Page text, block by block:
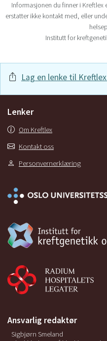
Informasjonen du finner i Kreftlex
erstatter ikke kontakt med, eller
Institutt for
Lag en lenke til
Lenker
Om Kreftlex
Kontakt oss
Personvernerklæring
Ansvarlig redaktør
Sigbjørn Smeland